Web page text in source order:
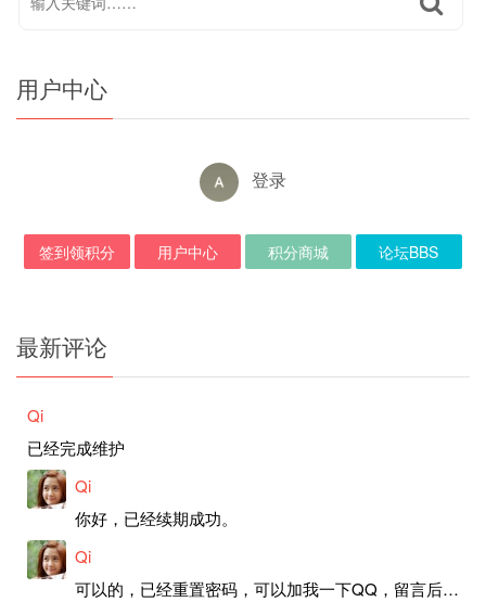
用户中心
登录
签到领积分 用户中心 积分商城 论坛BBS
最新评论
Qi
已经完成维护
Qi
你好，已经续期成功。
Qi
可以的，已经重置密码，可以加我一下QQ，留言后我就发密码给你。